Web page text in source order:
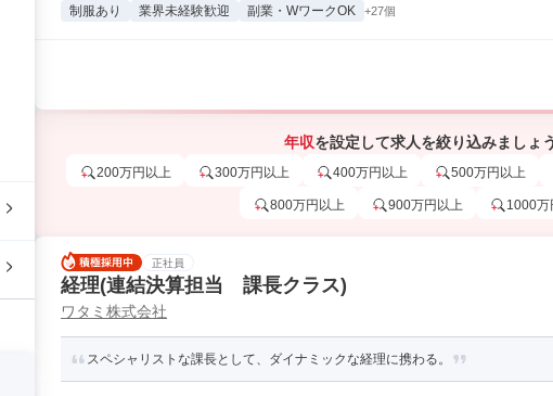
制服あり 業界未経験歓迎 副業・WワークOK +27個
年収を設定して求人を絞り込みましょ
200万円以上 300万円以上 400万円以上 500万円以上
800万円以上 900万円以上 1000万
正社員
経理(連結決算担当 課長クラス)
ワタミ株式会社
スペシャリストな課長として、ダイナミックな経理に携わる。